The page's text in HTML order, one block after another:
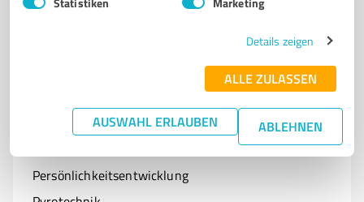
Details zeigen
ALLE ZULASSEN
AUSWAHL ERLAUBEN ABLEHNEN
Branchen mit P
Persönlichkeitsentwicklung